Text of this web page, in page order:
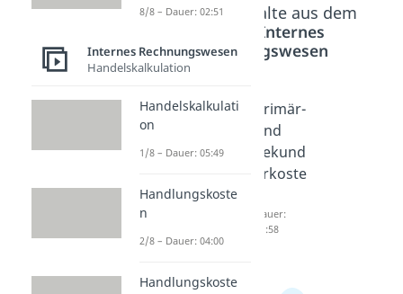
Beliebte Inhalte aus dem
Internes
Rechnungswesen
Kostens
telle
Dauer:
Kostens
chnung
Primär-
und
Sekund
ärkoste
Dauer:
01:58
8/8 – Dauer: 02:51
Internes Rechnungswesen
Handelskalkulation
Handelskalkulati
on
1/8 – Dauer: 05:49
Handlungskoste
n
2/8 – Dauer: 04:00
Handlungskoste